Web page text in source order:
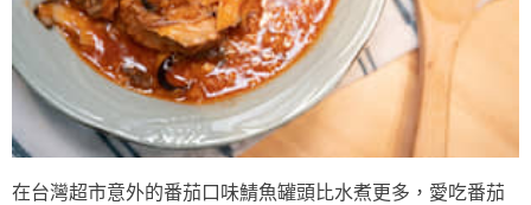
在台灣超市意外的番茄口味鯖魚罐頭比水煮更多，愛吃番茄